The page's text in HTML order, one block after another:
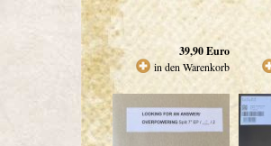
39,90Euro
in den Warenkorb